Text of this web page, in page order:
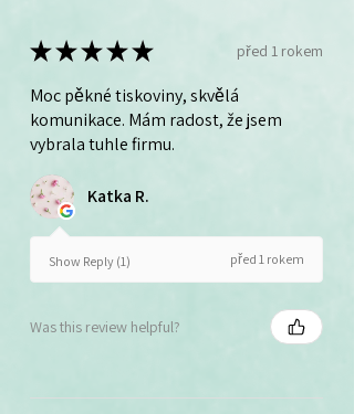
★★★★★ před 1 rokem
Moc pěkné tiskoviny, skvělá
komunikace. Mám radost, že jsem
vybrala tuhle firmu.
Katka R.
Show Reply (1) před 1 rokem
Was this review helpful?